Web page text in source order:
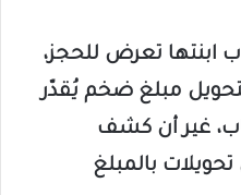
ابنتها تعرض للحجز،
بتحويل مبلغ ضخم يُقدّر
غير أن كشف
بالمبلغ